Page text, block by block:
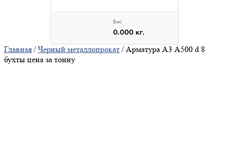
Главная /Черный металлопрокат / Арматура А3 А500 d 8
бухты цена за тонну